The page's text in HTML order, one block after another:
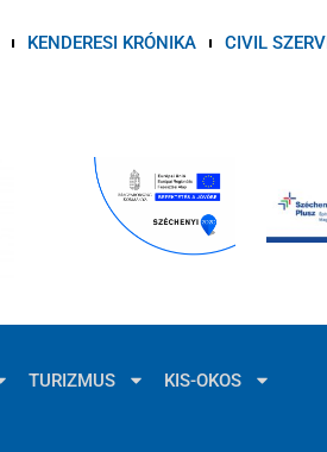
KENDERESI KRÓNIKA CIVIL
TURIZMUS KIS-OKOS